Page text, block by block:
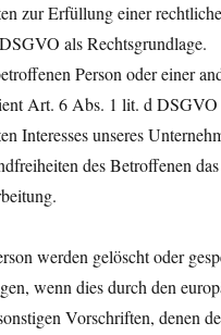
zur Erfüllung einer
als Rechtsgrundlage.
Person oder einer
Art. 6 Abs. 1 lit. d DSGVO
Interesses unseres
des Betroffenen
werden gelöscht oder
wenn dies durch den
Vorschriften, denen